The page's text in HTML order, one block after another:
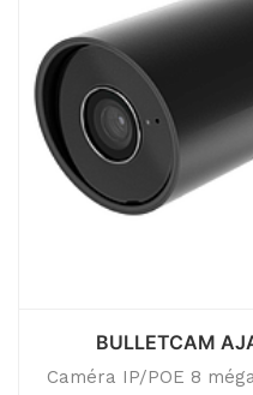
BULLETCAM
Caméra IP/POE 8